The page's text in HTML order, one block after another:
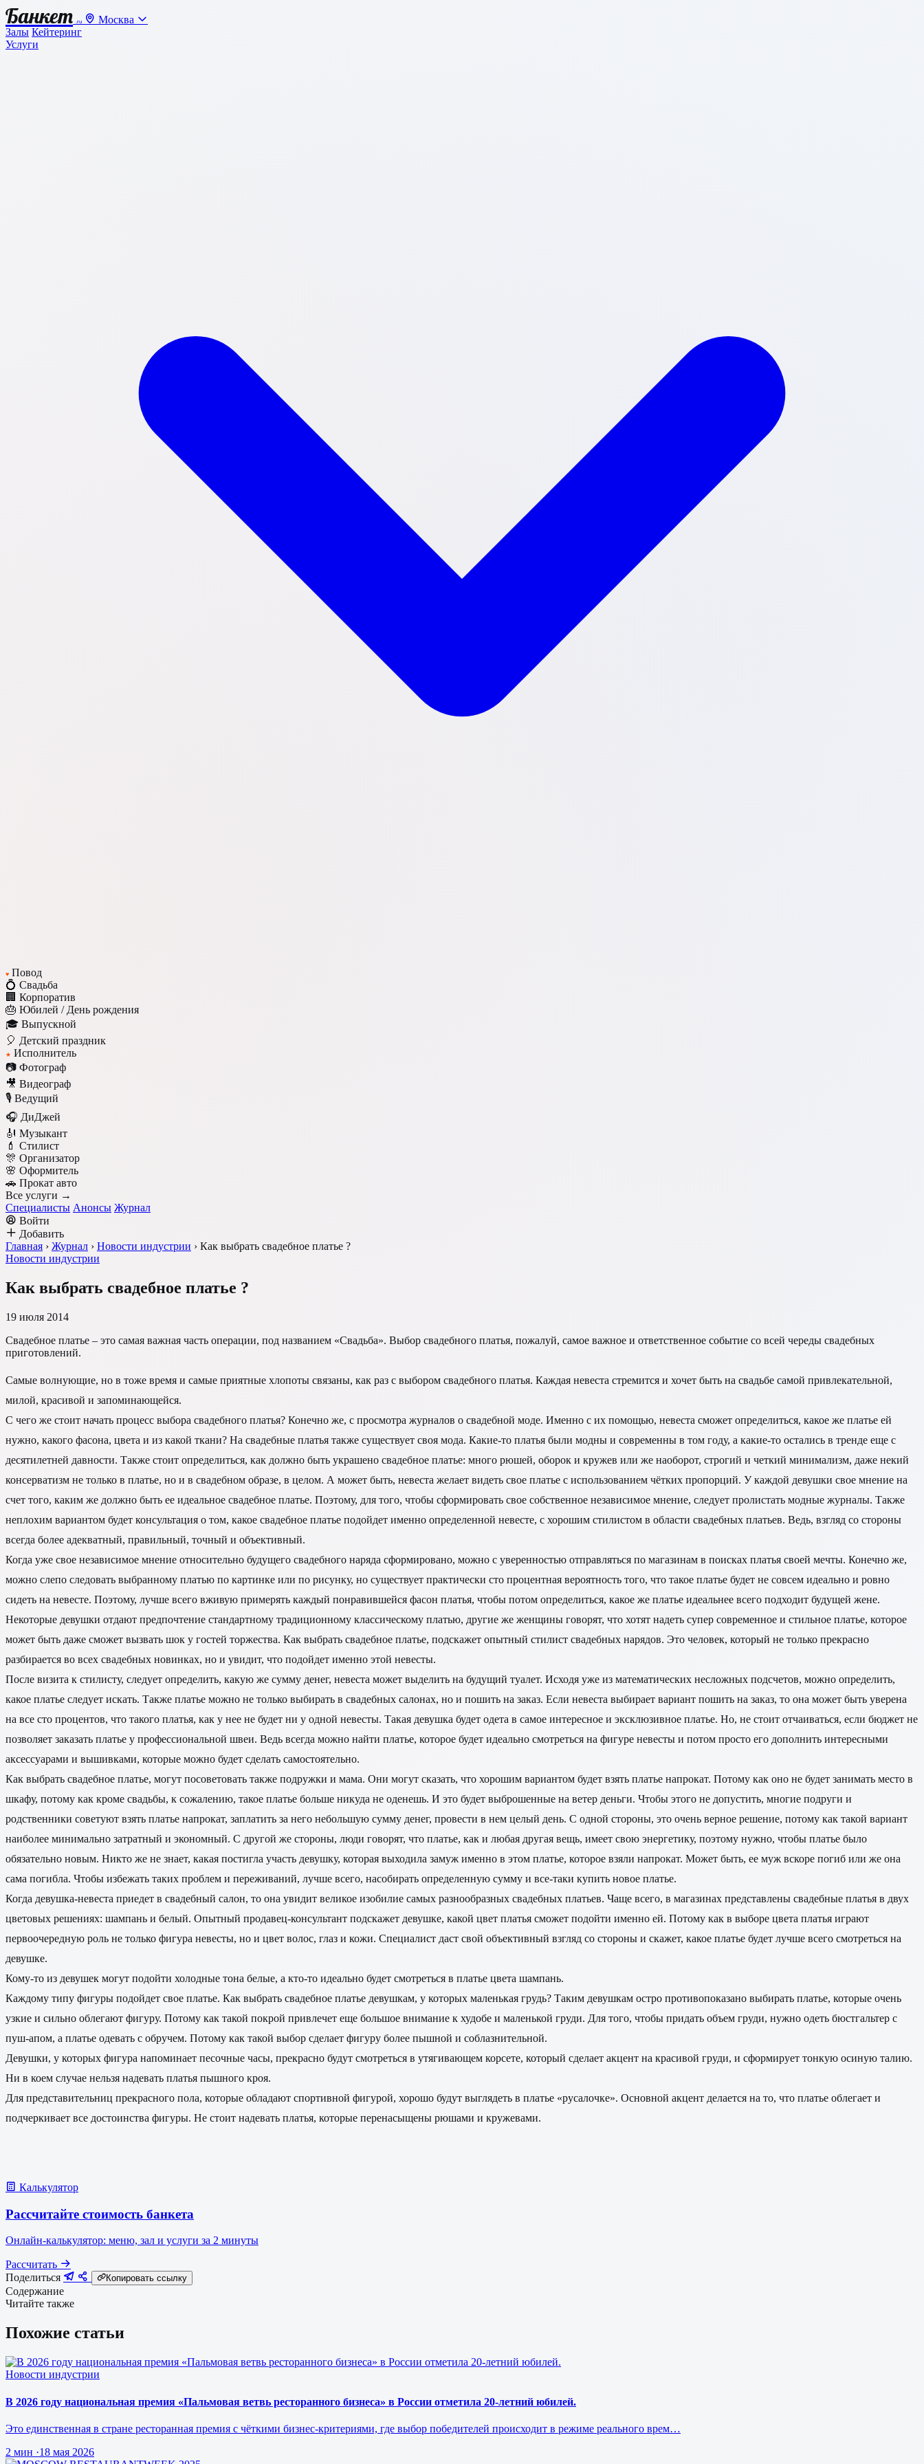
Банкет .ru
Москва
Залы Кейтеринг
Услуги
♥ Повод
💍 Свадьба
🏢 Корпоратив
🎂 Юбилей / День рождения
🎓 Выпускной
🎈 Детский праздник
★ Исполнитель
📷 Фотограф
🎥 Видеограф
🎙️ Ведущий
🎧 ДиДжей
🎻 Музыкант
💄 Стилист
🎊 Организатор
🌸 Оформитель
🚗 Прокат авто
Все услуги →
Специалисты Анонсы Журнал
Войти
Добавить
Главная › Журнал › Новости индустрии › Как выбрать свадебное платье ?
Новости индустрии
Как выбрать свадебное платье ?
19 июля 2014
Свадебное платье – это самая важная часть операции, под названием «Свадьба». Выбор свадебного платья, пожалуй, самое важное и ответственное событие со всей череды свадебных
приготовлений.
Самые волнующие, но в тоже время и самые приятные хлопоты связаны, как раз с выбором свадебного платья. Каждая невеста стремится и хочет быть на свадьбе самой привлекательной,
милой, красивой и запоминающейся.
С чего же стоит начать процесс выбора свадебного платья? Конечно же, с просмотра журналов о свадебной моде. Именно с их помощью, невеста сможет определиться, какое же платье ей
нужно, какого фасона, цвета и из какой ткани? На свадебные платья также существует своя мода. Какие-то платья были модны и современны в том году, а какие-то остались в тренде еще с
десятилетней давности. Также стоит определиться, как должно быть украшено свадебное платье: много рюшей, оборок и кружев или же наоборот, строгий и четкий минимализм, даже некий
консерватизм не только в платье, но и в свадебном образе, в целом. А может быть, невеста желает видеть свое платье с использованием чётких пропорций. У каждой девушки свое мнение на
счет того, каким же должно быть ее идеальное свадебное платье. Поэтому, для того, чтобы сформировать свое собственное независимое мнение, следует пролистать модные журналы. Также
неплохим вариантом будет консультация о том, какое свадебное платье подойдет именно определенной невесте, с хорошим стилистом в области свадебных платьев. Ведь, взгляд со стороны
всегда более адекватный, правильный, точный и объективный.
Когда уже свое независимое мнение относительно будущего свадебного наряда сформировано, можно с уверенностью отправляться по магазинам в поисках платья своей мечты. Конечно же,
можно слепо следовать выбранному платью по картинке или по рисунку, но существует практически сто процентная вероятность того, что такое платье будет не совсем идеально и ровно
сидеть на невесте. Поэтому, лучше всего вживую примерять каждый понравившейся фасон платья, чтобы потом определиться, какое же платье идеальнее всего подходит будущей жене.
Некоторые девушки отдают предпочтение стандартному традиционному классическому платью, другие же женщины говорят, что хотят надеть супер современное и стильное платье, которое
может быть даже сможет вызвать шок у гостей торжества. Как выбрать свадебное платье, подскажет опытный стилист свадебных нарядов. Это человек, который не только прекрасно
разбирается во всех свадебных новинках, но и увидит, что подойдет именно этой невесты.
После визита к стилисту, следует определить, какую же сумму денег, невеста может выделить на будущий туалет. Исходя уже из математических несложных подсчетов, можно определить,
какое платье следует искать. Также платье можно не только выбирать в свадебных салонах, но и пошить на заказ. Если невеста выбирает вариант пошить на заказ, то она может быть уверена
на все сто процентов, что такого платья, как у нее не будет ни у одной невесты. Такая девушка будет одета в самое интересное и эксклюзивное платье. Но, не стоит отчаиваться, если бюджет не
позволяет заказать платье у профессиональной швеи. Ведь всегда можно найти платье, которое будет идеально смотреться на фигуре невесты и потом просто его дополнить интересными
аксессуарами и вышивками, которые можно будет сделать самостоятельно.
Как выбрать свадебное платье, могут посоветовать также подружки и мама. Они могут сказать, что хорошим вариантом будет взять платье напрокат. Потому как оно не будет занимать место в
шкафу, потому как кроме свадьбы, к сожалению, такое платье больше никуда не оденешь. И это будет выброшенные на ветер деньги. Чтобы этого не допустить, многие подруги и
родственники советуют взять платье напрокат, заплатить за него небольшую сумму денег, провести в нем целый день. С одной стороны, это очень верное решение, потому как такой вариант
наиболее минимально затратный и экономный. С другой же стороны, люди говорят, что платье, как и любая другая вещь, имеет свою энергетику, поэтому нужно, чтобы платье было
обязательно новым. Никто же не знает, какая постигла участь девушку, которая выходила замуж именно в этом платье, которое взяли напрокат. Может быть, ее муж вскоре погиб или же она
сама погибла. Чтобы избежать таких проблем и переживаний, лучше всего, насобирать определенную сумму и все-таки купить новое платье.
Когда девушка-невеста приедет в свадебный салон, то она увидит великое изобилие самых разнообразных свадебных платьев. Чаще всего, в магазинах представлены свадебные платья в двух
цветовых решениях: шампань и белый. Опытный продавец-консультант подскажет девушке, какой цвет платья сможет подойти именно ей. Потому как в выборе цвета платья играют
первоочередную роль не только фигура невесты, но и цвет волос, глаз и кожи. Специалист даст свой объективный взгляд со стороны и скажет, какое платье будет лучше всего смотреться на
девушке.
Кому-то из девушек могут подойти холодные тона белые, а кто-то идеально будет смотреться в платье цвета шампань.
Каждому типу фигуры подойдет свое платье. Как выбрать свадебное платье девушкам, у которых маленькая грудь? Таким девушкам остро противопоказано выбирать платье, которые очень
узкие и сильно облегают фигуру. Потому как такой покрой привлечет еще большое внимание к худобе и маленькой груди. Для того, чтобы придать объем груди, нужно одеть бюстгальтер с
пуш-апом, а платье одевать с обручем. Потому как такой выбор сделает фигуру более пышной и соблазнительной.
Девушки, у которых фигура напоминает песочные часы, прекрасно будут смотреться в утягивающем корсете, который сделает акцент на красивой груди, и сформирует тонкую осиную талию.
Ни в коем случае нельзя надевать платья пышного кроя.
Для представительниц прекрасного пола, которые обладают спортивной фигурой, хорошо будут выглядеть в платье «русалочке». Основной акцент делается на то, что платье облегает и
подчеркивает все достоинства фигуры. Не стоит надевать платья, которые перенасыщены рюшами и кружевами.
Калькулятор
Рассчитайте стоимость банкета
Онлайн-калькулятор: меню, зал и услуги за 2 минуты
Рассчитать
Поделиться
Копировать ссылку
Содержание
Читайте также
Похожие статьи
Новости индустрии
В 2026 году национальная премия «Пальмовая ветвь ресторанного бизнеса» в России отметила 20-летний юбилей.
Это единственная в стране ресторанная премия с чёткими бизнес-критериями, где выбор победителей происходит в режиме реального врем…
2 мин ·18 мая 2026